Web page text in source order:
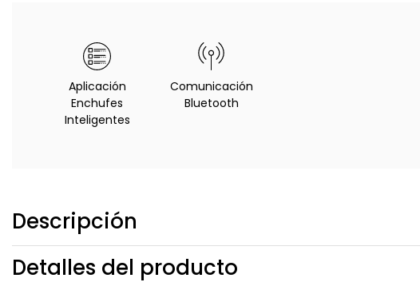
Aplicación
Enchufes
Inteligentes
Comunicación
Bluetooth
Descripción
Detalles del producto